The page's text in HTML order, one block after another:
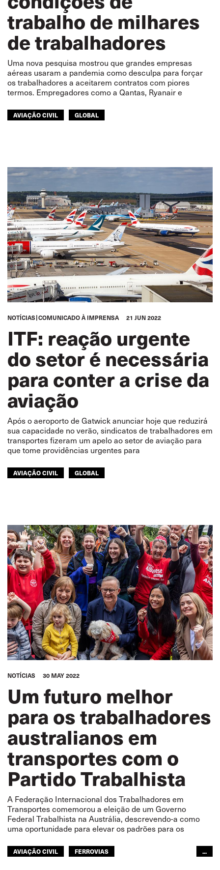
trabalho de milhares
de trabalhadores
Uma nova pesquisa mostrou que grandes empresas
aéreas usaram a pandemia como desculpa para forçar
os trabalhadores a aceitarem contratos com piores
termos. Empregadores como a Qantas, Ryanair e
AVIAÇÃO CIVIL GLOBAL
NOTÍCIAS COMUNICADO À IMPRENSA 21 JUN 2022
ITF: reação urgente
do setor é necessária
para conter a crise da
aviação
Após o aeroporto de Gatwick anunciar hoje que reduzirá
sua capacidade no verão, sindicatos de trabalhadores em
transportes fizeram um apelo ao setor de aviação para
que tome providências urgentes para
AVIAÇÃO CIVIL GLOBAL
NOTÍCIAS 30 MAY 2022
Um futuro melhor
para os trabalhadores
australianos em
transportes com o
Partido Trabalhista
A Federação Internacional dos Trabalhadores em
Transportes comemorou a eleição de um Governo
Federal Trabalhista na Austrália, descrevendo-a como
uma oportunidade para elevar os padrões para os
AVIAÇÃO CIVIL
FERROVIAS
...